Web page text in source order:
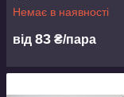
Немає в наявності
від 83 ₴/пара